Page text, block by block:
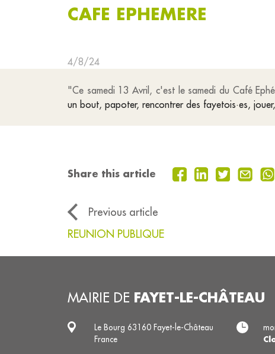
CAFE EPHEMERE
4/8/24
"Ce samedi 13 Avril, c'est le samedi du Café
un bout, papoter, rencontrer des fayetois·es,
Share this article
Previous article
REUNION PUBLIQUE
MAIRIE DE FAYET-LE-CHÂTEAU
Le Bourg 63160 Fayet-le-Château
France